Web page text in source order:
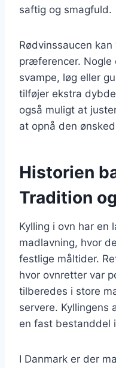
saftig og smagfuld.
Rødvinssaucen
præferencer. Nogle
svampe, løg eller
tilføjer ekstra
også muligt at
at opnå den
Historien
Tradition
Kylling i ovn har en
madlavning, hvor
festlige måltider.
hvor ovnretter var
tilberedes i store
servere. Kyllingens
en fast bestanddel
I Danmark er der